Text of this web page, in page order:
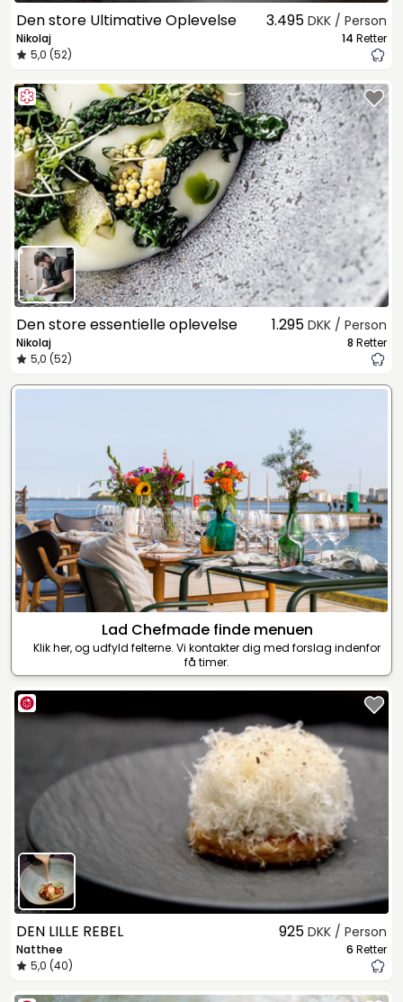
Den store Ultimative Oplevelse
Nikolaj
5,0 (52)
3.495 DKK / Person
14 Retter
Den store essentielle oplevelse
Nikolaj
5,0 (52)
1.295 DKK / Person
8 Retter
Lad Chefmade finde menuen
Klik her, og udfyld felterne. Vi kontakter dig med forslag indenfor
få timer.
DEN LILLE REBEL
Natthee
5,0 (40)
925 DKK / Person
6 Retter